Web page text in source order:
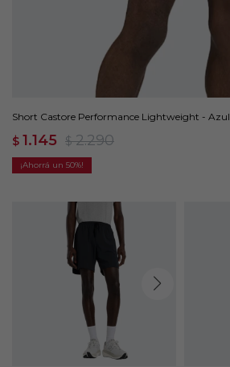
Short Castore Performance Lightweight - Azul
$ 1.145 $ 2.290
50